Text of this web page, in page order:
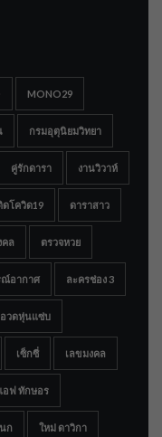
MONO29
กรมอุตุนิยมวิทยา
คู่รักดารา งานวิวาห์
ดโควิด19 ดาราสาว
คล ตรวจหวย
ณ์อากาศ ละครช่อง 3
อวดหุ่นแซ่บ
เซ็กซี่ เลขมงคล
อฟ ทักษอร
ก ใหม่ ดาวิกา